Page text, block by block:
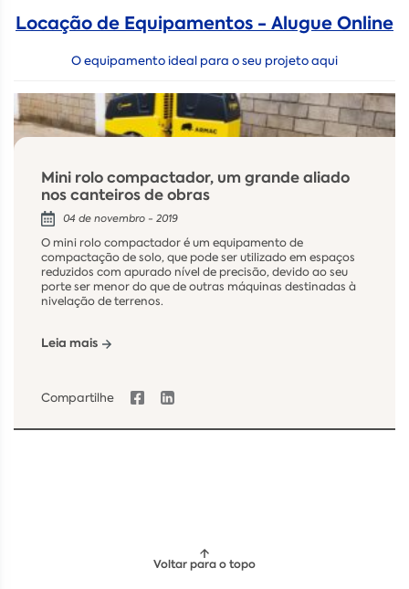
Locação de Equipamentos - Alugue Online
O equipamento ideal para o seu projeto aqui
Mini rolo compactador, um grande aliado
nos canteiros de obras
04 de novembro - 2019
O mini rolo compactador é um equipamento de
compactação de solo, que pode ser utilizado em espaços
reduzidos com apurado nível de precisão, devido ao seu
porte ser menor do que de outras máquinas destinadas à
nivelação de terrenos.
Leia mais
Compartilhe
Voltar para o topo